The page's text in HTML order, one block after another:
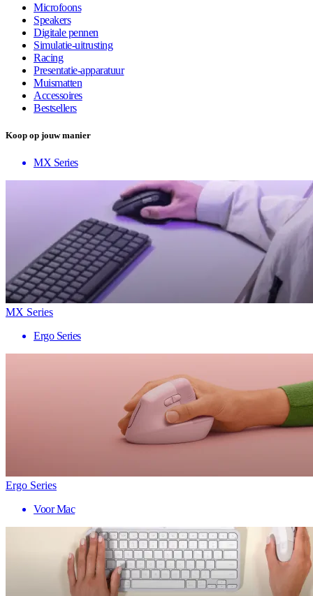
Microfoons
Speakers
Digitale pennen
Simulatie-uitrusting
Racing
Presentatie-apparatuur
Muismatten
Accessoires
Bestsellers
Koop op jouw manier
MX Series
MX Series
Ergo Series
Ergo Series
Voor Mac